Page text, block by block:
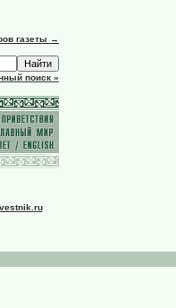
газеты →
поиск »